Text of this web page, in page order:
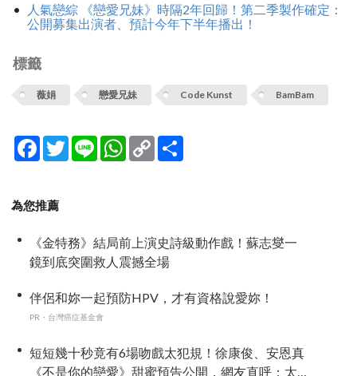
人氣戀綜 《戀愛兄妹》時隔2年回歸！第二季製作確定：
公開募集出演者、預計今年下半年播出！
標籤
薇娟 戀愛兄妹 Code Kunst BamBam
Facebook
TwitterLine WhatsApp
Copy
Link
為您推薦
《金特務》結局前上演史詩級動作戲！蘇志燮一
鏡到底突圍救人震撼全場
伴侶和妳一起預防HPV，才有資格說愛妳！
PR・台灣癌症基金會
短短幾十秒竟有6場吻戲太犯規！徐康俊、安恩真
《不是你的戀愛》甜蜜預告公開，網友直呼：太